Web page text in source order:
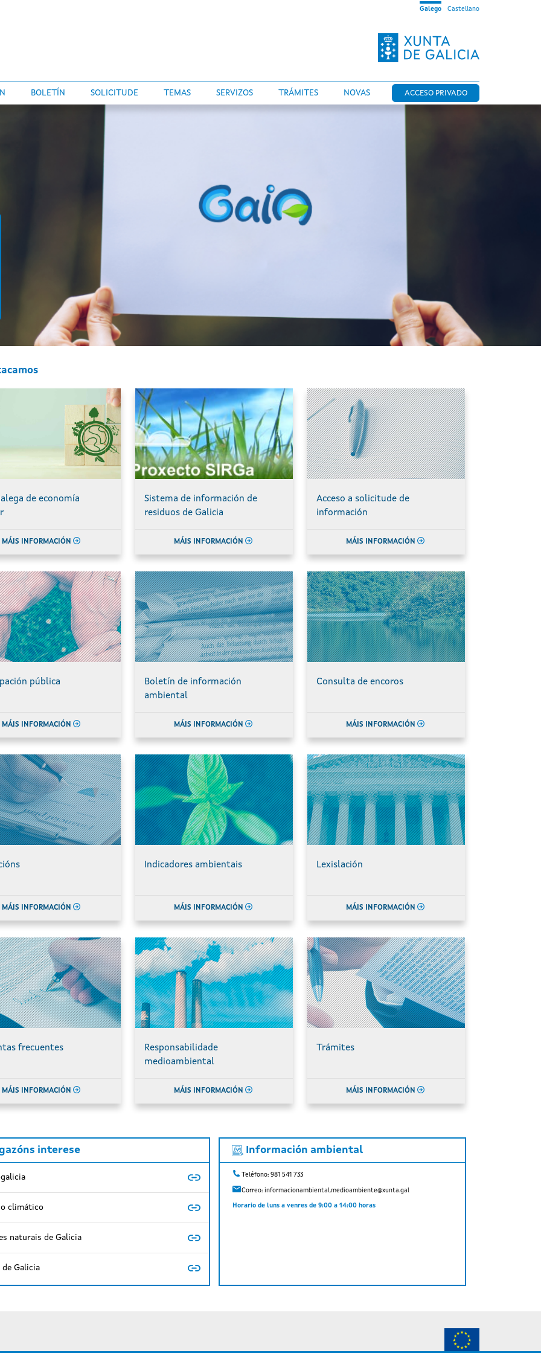
Galego Castellano
BOLETÍN SOLICITUDE TEMAS SERVIZOS TRÁMITES NOVAS ACCESO PRIVADO
de economía
MÁIS INFORMACIÓN
Sistema de información de
residuos de Galicia
MÁIS INFORMACIÓN
Acceso a solicitude de
información
MÁIS INFORMACIÓN
pública
MÁIS INFORMACIÓN
Boletín de información
ambiental
MÁIS INFORMACIÓN
Consulta de encoros
MÁIS INFORMACIÓN
MÁIS INFORMACIÓN
Indicadores ambientais
MÁIS INFORMACIÓN
Lexislación
MÁIS INFORMACIÓN
frecuentes
MÁIS INFORMACIÓN
Responsabilidade
medioambiental
MÁIS INFORMACIÓN
Trámites
MÁIS INFORMACIÓN
interese
climático
naturais de Galicia
de Galicia
Información ambiental
Teléfono: 981 541 733
Correo:informacionambiental.medioambiente@xunta.gal
Horario de luns a venres de 9:00 a 14:00 horas